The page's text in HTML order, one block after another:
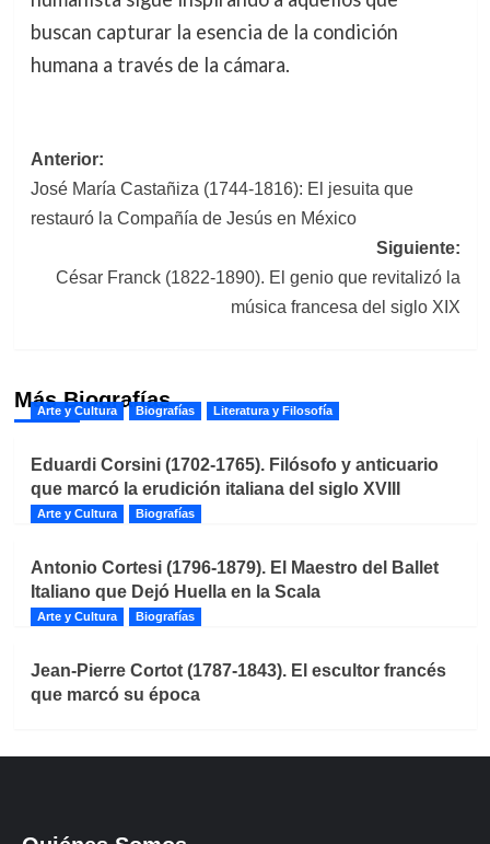
buscan capturar la esencia de la condición
humana a través de la cámara.
Navegación
de
Anterior:
José María Castañiza (1744-1816): El jesuita que
restauró la Compañía de Jesús en México
Siguiente:
César Franck (1822-1890). El genio que revitalizó la
música francesa del siglo XIX
Más Biografías
Arte y Cultura Biografías Literatura y Filosofía
Eduardi Corsini (1702-1765). Filósofo y anticuario
que marcó la erudición italiana del siglo XVIII
Arte y Cultura Biografías
Antonio Cortesi (1796-1879). El Maestro del Ballet
Italiano que Dejó Huella en la Scala
Arte y Cultura Biografías
Jean-Pierre Cortot (1787-1843). El escultor francés
que marcó su época